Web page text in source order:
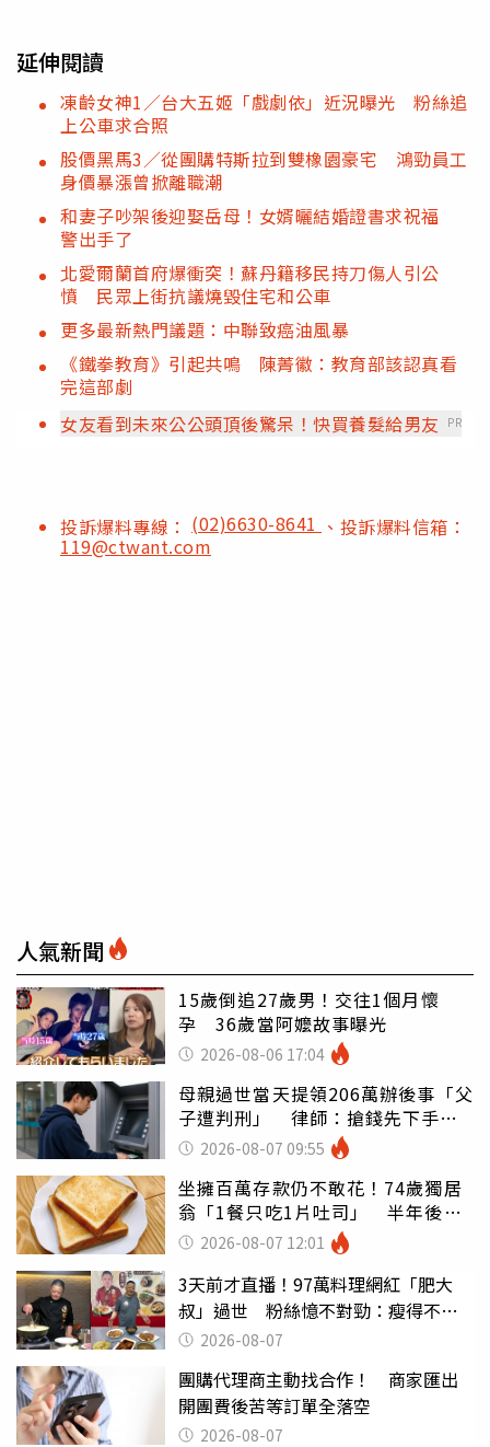
延伸閱讀
凍齡女神1／台大五姬「戲劇依」近況曝光 粉絲追
上公車求合照
股價黑馬3／從團購特斯拉到雙橡園豪宅 鴻勁員工
身價暴漲曾掀離職潮
和妻子吵架後迎娶岳母！女婿曬結婚證書求祝福
警出手了
北愛爾蘭首府爆衝突！蘇丹籍移民持刀傷人引公
憤 民眾上街抗議燒毀住宅和公車
更多最新熱門議題：中聯致癌油風暴
《鐵拳教育》引起共鳴 陳菁徽：教育部該認真看
完這部劇
女友看到未來公公頭頂後驚呆！快買養髮給男友
PR
投訴爆料專線： (02)6630-8641 、投訴爆料信箱：
119@ctwant.com
人氣新聞
15歲倒追27歲男！交往1個月懷
孕 36歲當阿嬤故事曝光
2026-08-06 17:04
母親過世當天提領206萬辦後事「父
子遭判刑」 律師：搶錢先下手是
罪 2026-08-07 09:55
坐擁百萬存款仍不敢花！74歲獨居
翁「1餐只吃1片吐司」 半年後暴
瘦嚇壞女兒
2026-08-07 12:01
3天前才直播！97萬料理網紅「肥大
叔」過世 粉絲憶不對勁：瘦得不合
理 2026-08-07
團購代理商主動找合作！ 商家匯出
開團費後苦等訂單全落空
2026-08-07